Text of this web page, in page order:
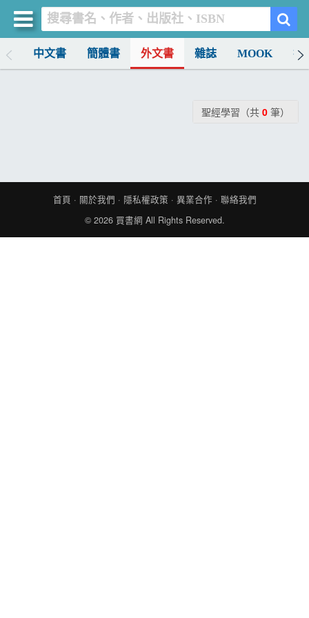
中文書 簡體書 外文書 雜誌 MOOK 找
聖經學習（共 0 筆）
首頁 · 關於我們 · 隱私權政策 · 異業合作 · 聯絡我們
© 2026 買書網 All Rights Reserved.
買書網
暢銷排行
簡體書